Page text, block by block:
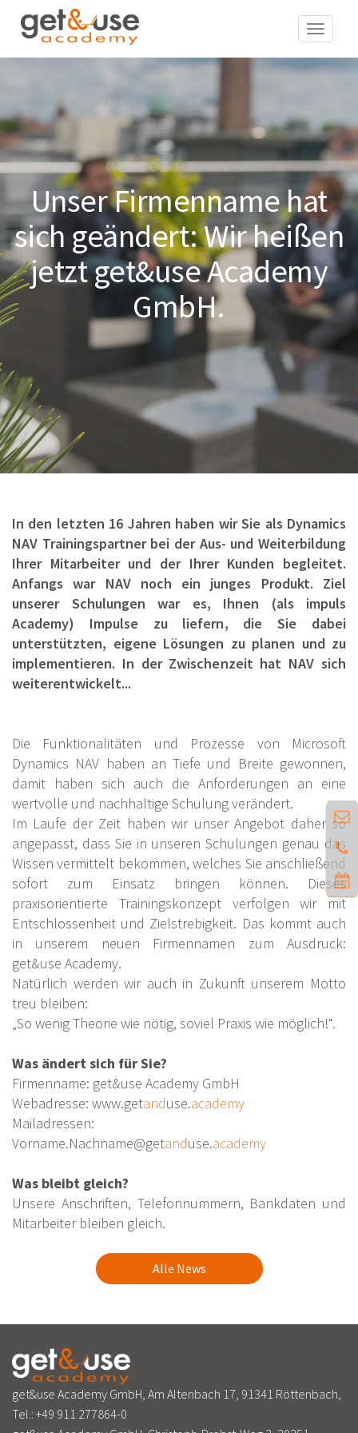
Unser Firmenname hat
sich geändert: Wir heißen
jetzt get&use Academy
GmbH.
In den letzten 16 Jahren haben wir Sie als Dynamics
NAV Trainingspartner bei der Aus- und Weiterbildung
Ihrer Mitarbeiter und der Ihrer Kunden begleitet.
Anfangs war NAV noch ein junges Produkt. Ziel
unserer Schulungen war es, Ihnen (als impuls
Academy) Impulse zu liefern, die Sie dabei
unterstützten, eigene Lösungen zu planen und zu
implementieren. In der Zwischenzeit hat NAV sich
weiterentwickelt...
Die Funktionalitäten und Prozesse von Microsoft
Dynamics NAV haben an Tiefe und Breite gewonnen,
damit haben sich auch die Anforderungen an eine
wertvolle und nachhaltige Schulung verändert.
Im Laufe der Zeit haben wir unser Angebot daher so
angepasst, dass Sie in unseren Schulungen genau das
Wissen vermittelt bekommen, welches Sie anschließend
sofort zum Einsatz bringen können. Dieses
praxisorientierte Trainingskonzept verfolgen wir mit
Entschlossenheit und Zielstrebigkeit. Das kommt auch
in unserem neuen Firmennamen zum Ausdruck:
get&use Academy.
Natürlich werden wir auch in Zukunft unserem Motto
treu bleiben:
„So wenig Theorie wie nötig, soviel Praxis wie möglich!“.
Was ändert sich für Sie?
Firmenname: get&use Academy GmbH
Webadresse: www.getanduse.academy
Mailadressen:
Vorname.Nachname@getanduse.academy
Was bleibt gleich?
Unsere Anschriften, Telefonnummern, Bankdaten und
Mitarbeiter bleiben gleich.
Alle News
get&use Academy GmbH, Am Altenbach 17, 91341 Röttenbach,
Tel.: +49 911 277864-0